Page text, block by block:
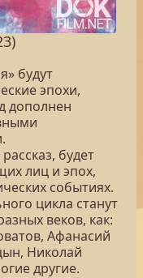
будут
эпохи,
дополнен
будет
лиц и эпох,
событиях.
цикла станут
веков, как:
Афанасий
Николай
другие.